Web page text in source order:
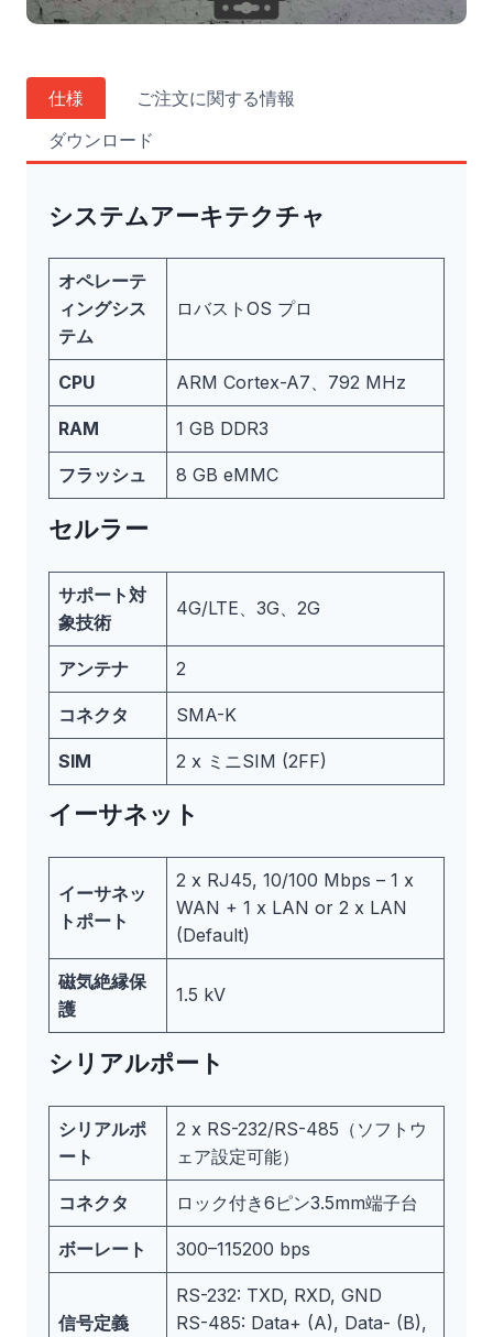
仕様
ご注文に関する情報
ダウンロード
システムアーキテクチャ
オペレーテ
ィングシス
テム
ロバストOS プロ
CPU ARM Cortex-A7、792 MHz
RAM 1 GB DDR3
フラッシュ 8 GB eMMC
セルラー
サポート対
象技術
4G/LTE、3G、2G
アンテナ 2
コネクタ SMA-K
SIM 2 x ミニSIM (2FF)
イーサネット
イーサネッ
トポート
2 x RJ45, 10/100 Mbps – 1 x
WAN + 1 x LAN or 2 x LAN
(Default)
磁気絶縁保
護
1.5 kV
シリアルポート
シリアルポ
ート
2 x RS-232/RS-485（ソフトウ
ェア設定可能）
コネクタ ロック付き6ピン3.5mm端子台
ボーレート 300–115200 bps
信号定義
RS-232: TXD, RXD, GND
RS-485: Data+ (A), Data- (B),